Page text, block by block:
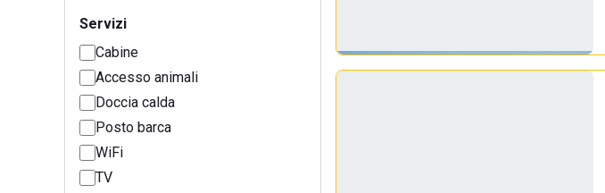
Servizi
Cabine
Accesso animali
Doccia calda
Posto barca
WiFi
TV